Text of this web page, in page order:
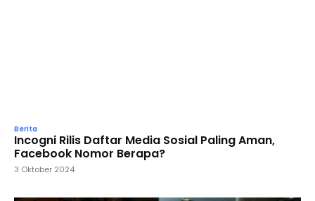
Berita
Incogni Rilis Daftar Media Sosial Paling Aman,
Facebook Nomor Berapa?
3 Oktober 2024